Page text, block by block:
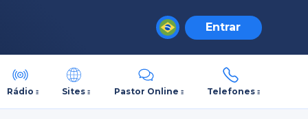
Entrar
Rádio Sites Pastor Online Telefones